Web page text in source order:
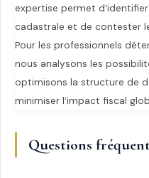
expertise permet
cadastrale et de contester
Pour les professionnels
nous analysons les
optimisons la structure de
minimiser l’impact fiscal
Questions